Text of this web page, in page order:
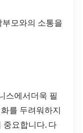
모와의 소통을
스에서더욱 필
를 두려워하지
중요합니다. 다